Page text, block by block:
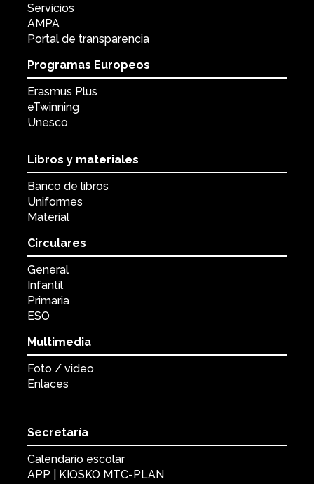
Servicios
AMPA
Portal de transparencia
Programas Europeos
Erasmus Plus
eTwinning
Unesco
Libros y materiales
Banco de libros
Uniformes
Material
Circulares
General
Infantil
Primaria
ESO
Multimedia
Foto / video
Enlaces
Secretaría
Calendario escolar
APP | KIOSKO MTC-PLAN